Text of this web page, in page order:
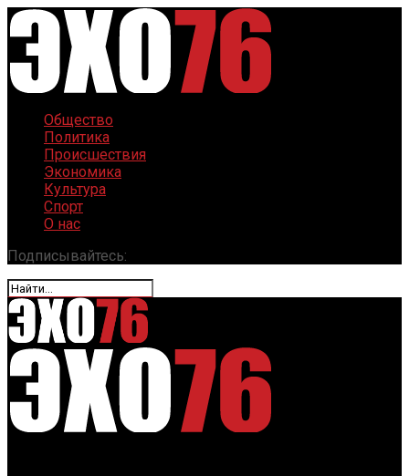
Общество
Политика
Происшествия
Экономика
Культура
Спорт
О нас
Подписывайтесь: